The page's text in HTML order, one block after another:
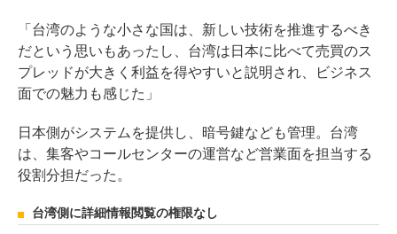
「台湾のような小さな国は、新しい技術を推進するべき
だという思いもあったし、台湾は日本に比べて売買のス
プレッドが大きく利益を得やすいと説明され、ビジネス
面での魅力も感じた」
日本側がシステムを提供し、暗号鍵なども管理。台湾
は、集客やコールセンターの運営など営業面を担当する
役割分担だった。
台湾側に詳細情報閲覧の権限なし